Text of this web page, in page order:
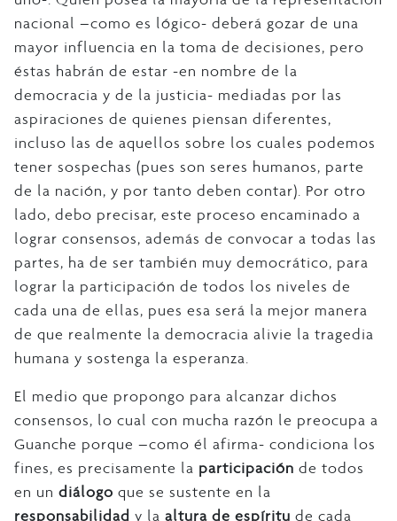
nacional –como es lógico- deberá gozar de una
mayor influencia en la toma de decisiones, pero
éstas habrán de estar -en nombre de la
democracia y de la justicia- mediadas por las
aspiraciones de quienes piensan diferentes,
incluso las de aquellos sobre los cuales podemos
tener sospechas (pues son seres humanos, parte
de la nación, y por tanto deben contar). Por otro
lado, debo precisar, este proceso encaminado a
lograr consensos, además de convocar a todas las
partes, ha de ser también muy democrático, para
lograr la participación de todos los niveles de
cada una de ellas, pues esa será la mejor manera
de que realmente la democracia alivie la tragedia
humana y sostenga la esperanza.
El medio que propongo para alcanzar dichos
consensos, lo cual con mucha razón le preocupa a
Guanche porque –como él afirma- condiciona los
fines, es precisamente la participación de todos
en un diálogo que se sustente en la
responsabilidad y la altura de espíritu de cada